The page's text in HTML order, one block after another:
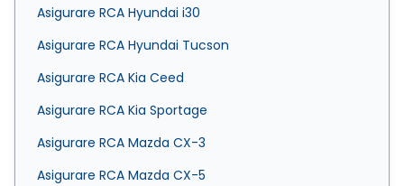
Asigurare RCA Hyundai i30
Asigurare RCA Hyundai Tucson
Asigurare RCA Kia Ceed
Asigurare RCA Kia Sportage
Asigurare RCA Mazda CX-3
Asigurare RCA Mazda CX-5